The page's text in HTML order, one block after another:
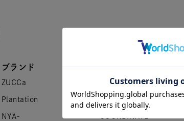
ブランド
ZUCCa
Plantation
NYA-
カテゴリー
NEW ITEMS
PRE ORDER